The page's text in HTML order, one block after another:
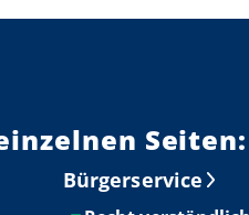
Seiten:
Bürgerservice